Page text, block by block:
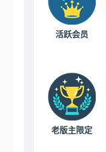
活跃会员
老版主限定